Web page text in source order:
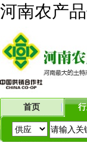
河南农产
首页